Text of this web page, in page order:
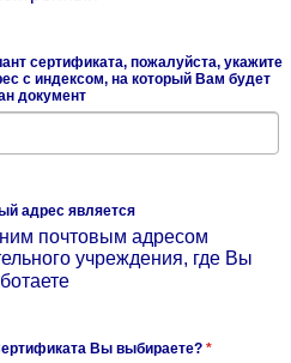
сертификата, пожалуйста, укажите
с индексом, на который Вам будет
документ
адрес является
почтовым адресом
учреждения, где Вы
Вы выбираете? *